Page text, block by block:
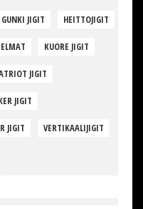
GUNKI JIGIT HEITTOJIGIT
KUORE JIGIT
JIGIT
JIGIT
JIGIT VERTIKAALIJIGIT